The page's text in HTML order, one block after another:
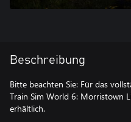
Beschreibung
Bitte beachten Sie: Für das
Train Sim World 6: Morristown
erhältlich.